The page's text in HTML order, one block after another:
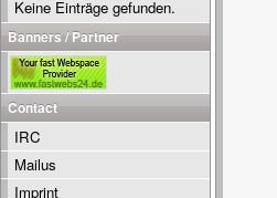
Keine Einträge gefunden.
Banners / Partner
Contact
IRC
Mailus
Imprint